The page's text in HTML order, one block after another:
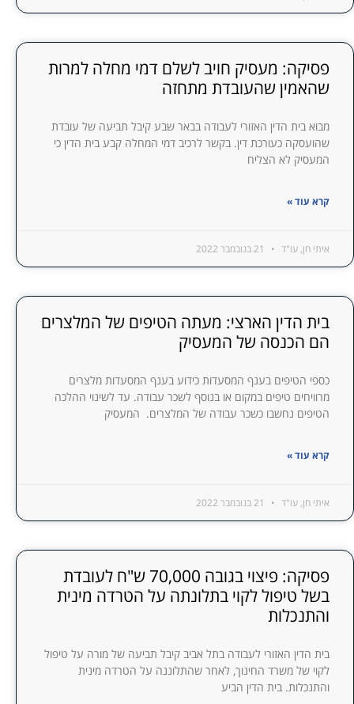
פסיקה: מעסיק חויב לשלם דמי מחלה למרות
שהאמין שהעובדת מתחזה
מבוא בית הדין האזורי לעבודה בבאר שבע קיבל תביעה של עובדת
שהועסקה כעורכת דין. בקשר לרכיב דמי המחלה קבע בית הדין כי
המעסיק לא הצליח
קרא עוד »
איתי חן, עו"ד
בית הדין הארצי: מעתה הטיפים של המלצרים
הם הכנסה של המעסיק
כספי הטיפים בענף המסעדות כידוע בענף המסעדות מלצרים
מרוויחים טיפים במקום או בנוסף לשכר עבודה. עד לשינוי ההלכה
הטיפים נחשבו כשכר עבודה של המלצרים. המעסיק
קרא עוד »
איתי חן, עו"ד
פסיקה: פיצוי בגובה 70,000 ש"ח לעובדת
בשל טיפול לקוי בתלונתה על הטרדה מינית
והתנכלות
בית הדין האזורי לעבודה בתל אביב קיבל תביעה של מורה על טיפול
לקוי של משרד החינוך, לאחר שהתלוננה על הטרדה מינית
והתנכלות. בית הדין הביע